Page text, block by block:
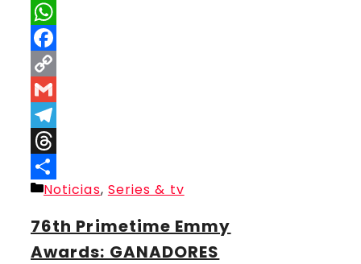
X
WhatsApp
Facebook
Copy
Link
Gmail
Telegram
Threads
Compartir
Categorías
Noticias, Series & tv
76th Primetime Emmy
Awards: GANADORES